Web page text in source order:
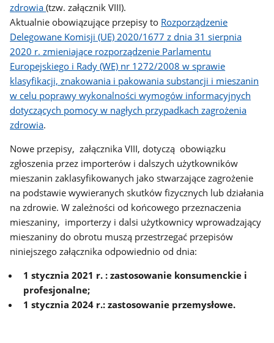
zdrowia(tzw. załącznik VIII).
Aktualnie obowiązujące przepisy to Rozporządzenie
Delegowane Komisji (UE) 2020/1677 z dnia 31 sierpnia
2020 r. zmieniające rozporządzenie Parlamentu
Europejskiego i Rady (WE) nr 1272/2008 w sprawie
klasyfikacji, znakowania i pakowania substancji i mieszanin
w celu poprawy wykonalności wymogów informacyjnych
dotyczących pomocy w nagłych przypadkach zagrożenia
zdrowia.
Nowe przepisy, załącznika VIII, dotyczą obowiązku
zgłoszenia przez importerów i dalszych użytkowników
mieszanin zaklasyfikowanych jako stwarzające zagrożenie
na podstawie wywieranych skutków fizycznych lub działania
na zdrowie. W zależności od końcowego przeznaczenia
mieszaniny, importerzy i dalsi użytkownicy wprowadzający
mieszaniny do obrotu muszą przestrzegać przepisów
niniejszego załącznika odpowiednio od dnia:
1 stycznia 2021 r. : zastosowanie konsumenckie i
profesjonalne;
1 stycznia 2024 r.: zastosowanie przemysłowe.